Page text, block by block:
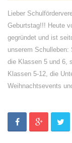
Lieber
Geburtstag!!! Heute
gegründet und ist
unserem
die Klassen 5 und 6,
Klassen 5-12, die
Weihnachtsevents